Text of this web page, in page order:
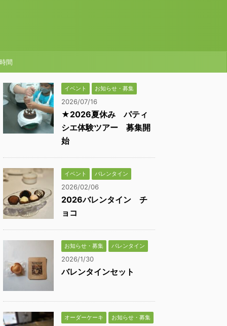
間
イベント お知らせ・募集
2026/07/16
★2026夏休み パティ
シエ体験ツアー 募集開
始
イベント バレンタイン
2026/02/06
2026バレンタイン チ
ョコ
お知らせ・募集 バレンタイン
2026/1/30
バレンタインセット
オーダーケーキ お知らせ・募集